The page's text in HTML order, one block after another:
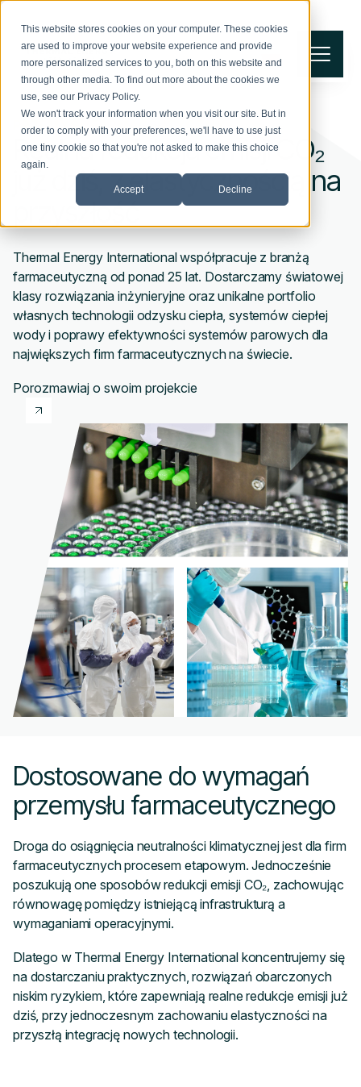
This website stores cookies on your computer. These cookies
are used to improve your website experience and provide
more personalized services to you, both on this website and
through other media. To find out more about the cookies we
use, see our Privacy Policy.
We won't track your information when you visit our site. But in
order to comply with your preferences, we'll have to use just
one tiny cookie so that you're not asked to make this choice
again.
Accept Decline
PRZEMYSŁ FARMACEUTYCZNY
Realna redukcja emisji CO₂
już dziś, z elastycznością na
przyszłość
Thermal Energy International współpracuje z branżą
farmaceutyczną od ponad 25 lat. Dostarczamy światowej
klasy rozwiązania inżynieryjne oraz unikalne portfolio
własnych technologii odzysku ciepła, systemów ciepłej
wody i poprawy efektywności systemów parowych dla
największych firm farmaceutycznych na świecie.
Porozmawiaj o swoim projekcie
Dostosowane do wymagań
przemysłu farmaceutycznego
Droga do osiągnięcia neutralności klimatycznej jest dla firm
farmaceutycznych procesem etapowym. Jednocześnie
poszukują one sposobów redukcji emisji CO₂, zachowując
równowagę pomiędzy istniejącą infrastrukturą a
wymaganiami operacyjnymi.
Dlatego w Thermal Energy International koncentrujemy się
na dostarczaniu praktycznych, rozwiązań obarczonych
niskim ryzykiem, które zapewniają realne redukcje emisji już
dziś, przy jednoczesnym zachowaniu elastyczności na
przyszłą integrację nowych technologii.